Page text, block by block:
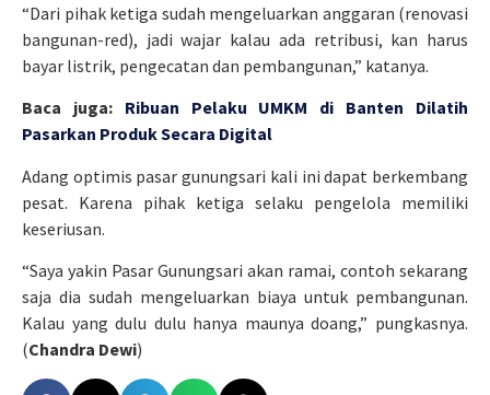
“Dari pihak ketiga sudah mengeluarkan anggaran (renovasi
bangunan-red), jadi wajar kalau ada retribusi, kan harus
bayar listrik, pengecatan dan pembangunan,” katanya.
Baca juga: Ribuan Pelaku UMKM di Banten Dilatih
Pasarkan Produk Secara Digital
Adang optimis pasar gunungsari kali ini dapat berkembang
pesat. Karena pihak ketiga selaku pengelola memiliki
keseriusan.
“Saya yakin Pasar Gunungsari akan ramai, contoh sekarang
saja dia sudah mengeluarkan biaya untuk pembangunan.
Kalau yang dulu dulu hanya maunya doang,” pungkasnya.
(Chandra Dewi)